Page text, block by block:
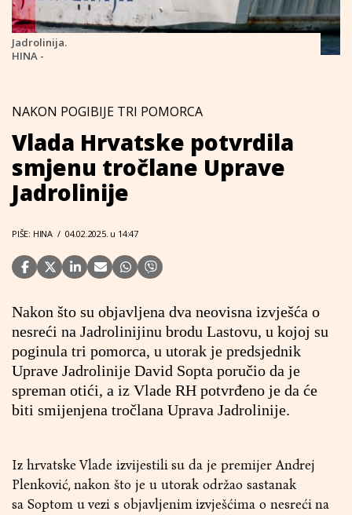
Jadrolinija.
HINA -
NAKON POGIBIJE TRI POMORCA
Vlada Hrvatske potvrdila
smjenu tročlane Uprave
Jadrolinije
PIŠE: HINA / 04.02.2025. u 14:47
Nakon što su objavljena dva neovisna izvješća o
nesreći na Jadrolinijinu brodu Lastovu, u kojoj su
poginula tri pomorca, u utorak je predsjednik
Uprave Jadrolinije David Sopta poručio da je
spreman otići, a iz Vlade RH potvrđeno je da će
biti smijenjena tročlana Uprava Jadrolinije.
Iz hrvatske Vlade izvijestili su da je premijer Andrej
Plenković, nakon što je u utorak održao sastanak
sa Soptom u vezi s objavljenim izvješćima o nesreći na